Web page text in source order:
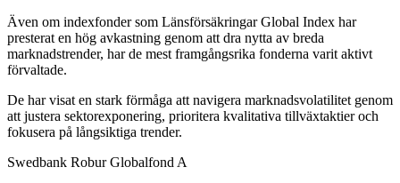
Även om indexfonder som Länsförsäkringar Global Index har
presterat en hög avkastning genom att dra nytta av breda
marknadstrender, har de mest framgångsrika fonderna varit aktivt
förvaltade.
De har visat en stark förmåga att navigera marknadsvolatilitet genom
att justera sektorexponering, prioritera kvalitativa tillväxtaktier och
fokusera på långsiktiga trender.
Swedbank Robur Globalfond A